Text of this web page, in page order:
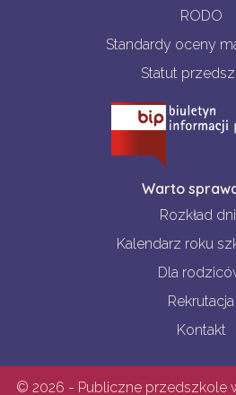
RODO
Standardy oceny
Statut
Warto
Rozkład
Kalendarz roku
Dla
Rekrutacja
Kontakt
© 2026 - Publiczne przedszkole